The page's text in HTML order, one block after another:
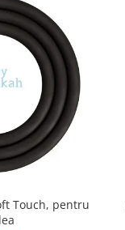
Touch, pentru